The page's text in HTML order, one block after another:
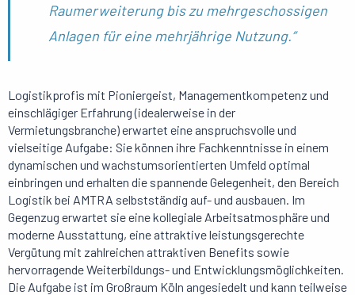
Raumerweiterung bis zu mehrgeschossigen
Anlagen für eine mehrjährige Nutzung.”
Logistikprofis mit Pioniergeist, Managementkompetenz und
einschlägiger Erfahrung (idealerweise in der
Vermietungsbranche) erwartet eine anspruchsvolle und
vielseitige Aufgabe: Sie können ihre Fachkenntnisse in einem
dynamischen und wachstumsorientierten Umfeld optimal
einbringen und erhalten die spannende Gelegenheit, den Bereich
Logistik bei AMTRA selbstständig auf- und ausbauen. Im
Gegenzug erwartet sie eine kollegiale Arbeitsatmosphäre und
moderne Ausstattung, eine attraktive leistungsgerechte
Vergütung mit zahlreichen attraktiven Benefits sowie
hervorragende Weiterbildungs- und Entwicklungsmöglichkeiten.
Die Aufgabe ist im Großraum Köln angesiedelt und kann teilweise